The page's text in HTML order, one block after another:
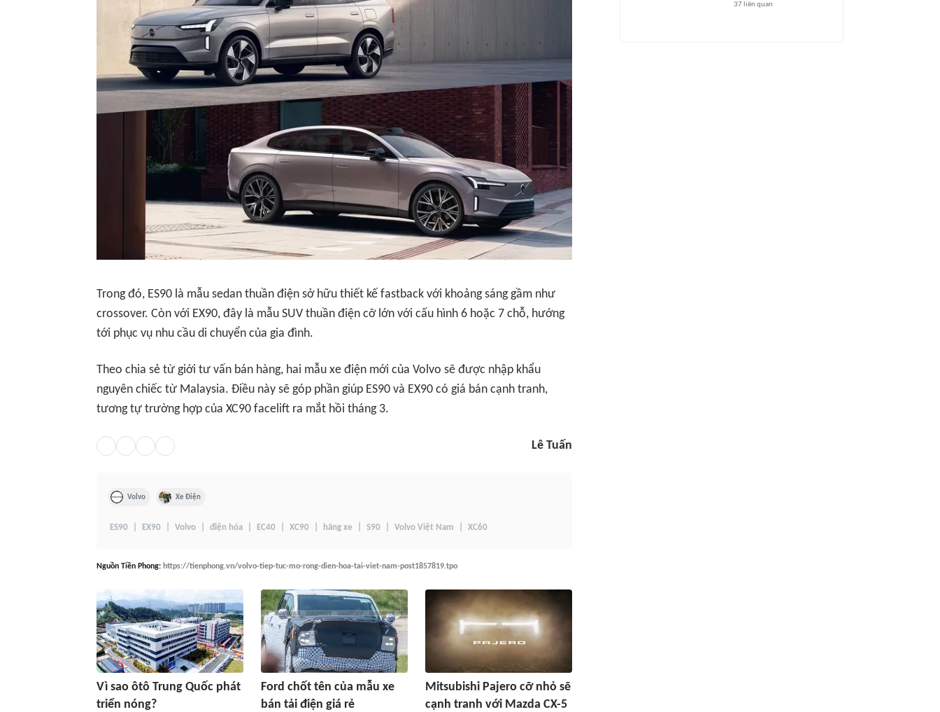
Trong đó, ES90 là mẫu sedan thuần điện sở hữu thiết kế fastback với khoảng sáng gầm như
crossover. Còn với EX90, đây là mẫu SUV thuần điện cỡ lớn với cấu hình 6 hoặc 7 chỗ, hướng
tới phục vụ nhu cầu di chuyển của gia đình.
Theo chia sẻ từ giới tư vấn bán hàng, hai mẫu xe điện mới của Volvo sẽ được nhập khẩu
nguyên chiếc từ Malaysia. Điều này sẽ góp phần giúp ES90 và EX90 có giá bán cạnh tranh,
tương tự trường hợp của XC90 facelift ra mắt hồi tháng 3.
Lê Tuấn
Volvo Xe Điện
ES90 EX90 Volvo điện hóa EC40 XC90 hãng xe S90 Volvo Việt Nam XC60
Nguồn Tiền Phong: https://tienphong.vn/volvo-tiep-tuc-mo-rong-dien-hoa-tai-viet-nam-post1857819.tpo
Vì sao ôtô Trung Quốc phát
triển nóng?
Ford chốt tên của mẫu xe
bán tải điện giá rẻ
Mitsubishi Pajero cỡ nhỏ sẽ
cạnh tranh với Mazda CX-5
37liên quan